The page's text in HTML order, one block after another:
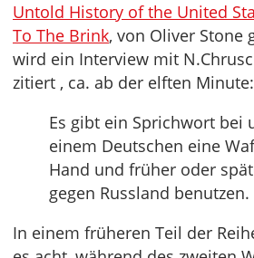
Untold History of the United
To The Brink, von Oliver Stone
wird ein Interview mit
zitiert , ca. ab der elften Minute:
Es gibt ein Sprichwort bei
einem Deutschen eine
Hand und früher oder
gegen Russland benutzen.
In einem früheren Teil der